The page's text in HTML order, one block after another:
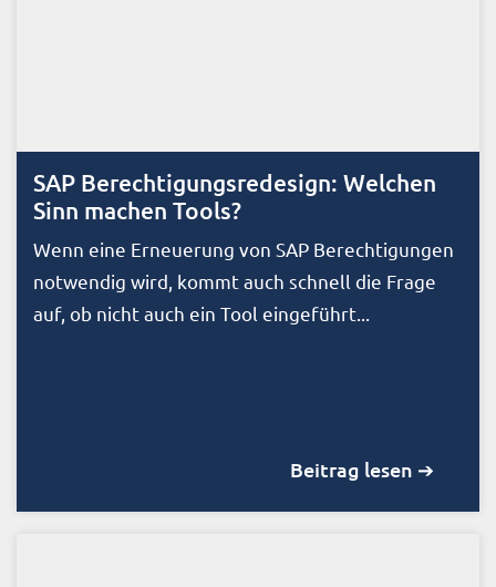
SAP Berechtigungsredesign: Welchen
Sinn machen Tools?
Wenn eine Erneuerung von SAP Berechtigungen
notwendig wird, kommt auch schnell die Frage
auf, ob nicht auch ein Tool eingeführt...
Beitrag lesen ➔